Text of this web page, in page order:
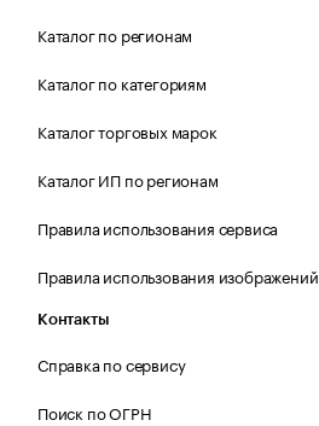
Каталог по регионам
Каталог по категориям
Каталог торговых марок
Каталог ИП по регионам
Правила использования сервиса
Правила использования изображений
Контакты
Справка по сервису
Поиск по ОГРН